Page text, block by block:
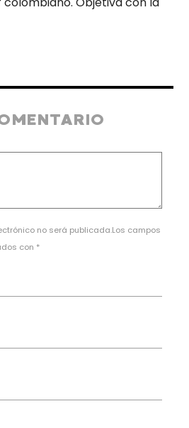
no será publicada.Los campos
con *